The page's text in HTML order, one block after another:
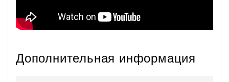
Дополнительная информация